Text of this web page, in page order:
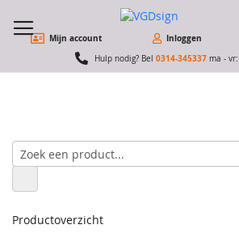
Mijn account Inloggen
Hulp nodig? Bel 0314-345337 ma -
Productoverzicht